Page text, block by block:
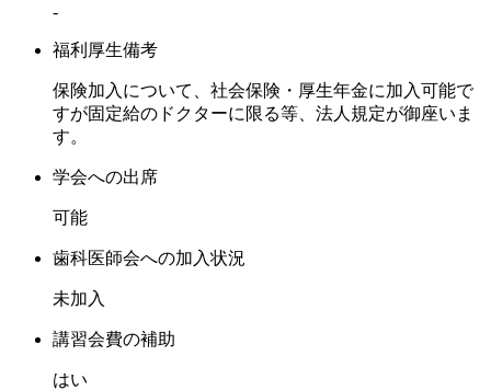
-
福利厚生備考
保険加入について、社会保険・厚生年金に加入可能で
すが固定給のドクターに限る等、法人規定が御座いま
す。
学会への出席
可能
歯科医師会への加入状況
未加入
講習会費の補助
はい